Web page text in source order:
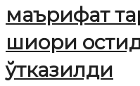
маърифат
шиори
ўтказилди